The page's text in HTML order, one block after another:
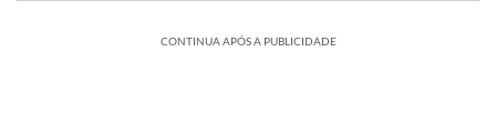
CONTINUA APÓS A PUBLICIDADE